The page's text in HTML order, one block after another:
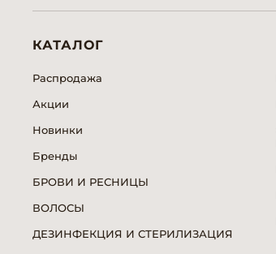
КАТАЛОГ
Распродажа
Акции
Новинки
Бренды
БРОВИ И РЕСНИЦЫ
ВОЛОСЫ
ДЕЗИНФЕКЦИЯ И СТЕРИЛИЗАЦИЯ